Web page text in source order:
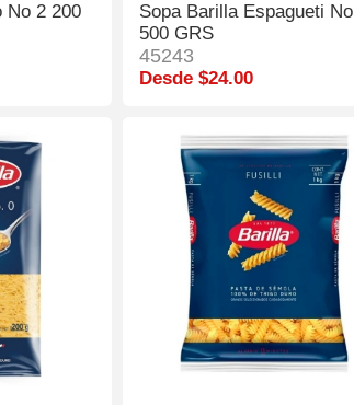
No 2 200
Sopa Barilla Espagueti No
500 GRS
45243
Desde $24.00